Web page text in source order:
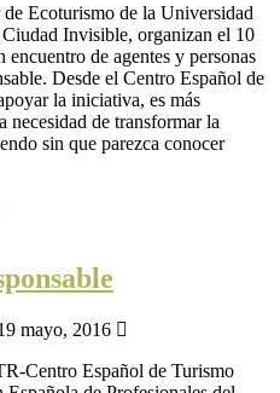
Ecoturismo de la Universidad
Invisible, organizan el 10
de agentes y personas
Desde el Centro Español de
la iniciativa, es más
necesidad de transformar la
sin que parezca conocer
mayo, 2016
Centro Español de Turismo